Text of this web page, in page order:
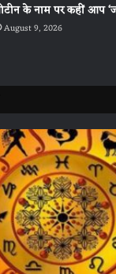
के नाम पर कहीं आप
August 9, 2026